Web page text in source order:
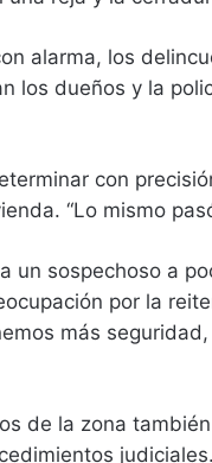
alarma, los
los dueños y la
con
“Lo mismo
un sospechoso a
por la
más
de la zona